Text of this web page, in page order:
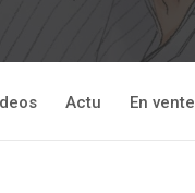
Actu En vente